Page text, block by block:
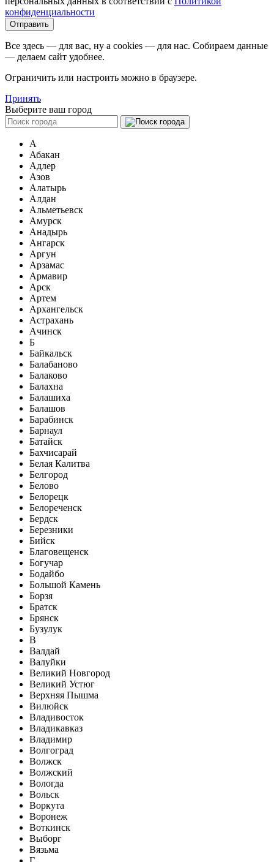
конфиденциальности
Все здесь — для вас, ну а cookies — для нас. Собираем данные
— делаем сайт удобнее.
Ограничить или настроить можно в браузере.
Принять
Выберите ваш город
А
Абакан
Адлер
Азов
Алатырь
Алдан
Альметьевск
Амурск
Анадырь
Ангарск
Аргун
Арзамас
Армавир
Арск
Артем
Архангельск
Астрахань
Ачинск
Б
Байкальск
Балабаново
Балаково
Балахна
Балашиха
Балашов
Барабинск
Барнаул
Батайск
Бахчисарай
Белая Калитва
Белгород
Белово
Белорецк
Белореченск
Бердск
Березники
Бийск
Благовещенск
Богучар
Бодайбо
Большой Камень
Борзя
Братск
Брянск
Бузулук
В
Валдай
Валуйки
Великий Новгород
Великий Устюг
Верхняя Пышма
Вилюйск
Владивосток
Владикавказ
Владимир
Волгоград
Волжск
Волжский
Вологда
Вольск
Воркута
Воронеж
Воткинск
Выборг
Вязьма